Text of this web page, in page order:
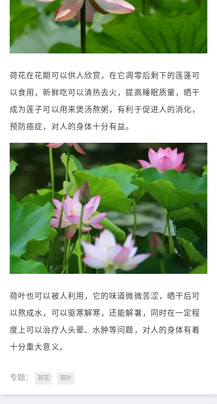
荷花在花期可以供人欣赏，在它凋零后剩下的莲蓬可
以食用，新鲜吃可以清热去火，提高睡眠质量，晒干
成为莲子可以用来煲汤熬粥，有利于促进人的消化，
预防癌症，对人的身体十分有益。
荷叶也可以被人利用，它的味道微微苦涩，晒干后可
以熬成水，可以驱寒解寒，还能解暑，同时在一定程
度上可以治疗人头晕、水肿等问题，对人的身体有着
十分重大意义。
专题： 荷花 荷叶